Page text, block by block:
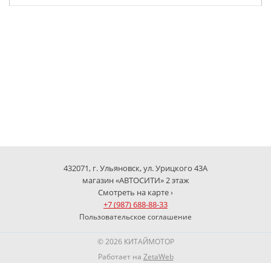
432071, г. Ульяновск, ул. Урицкого 43А
магазин «АВТОСИТИ» 2 этаж
Смотреть на карте ›
+7 (987) 688-88-33
Пользовательское соглашение
© 2026 КИТАЙМОТОР
Работает на ZetaWeb